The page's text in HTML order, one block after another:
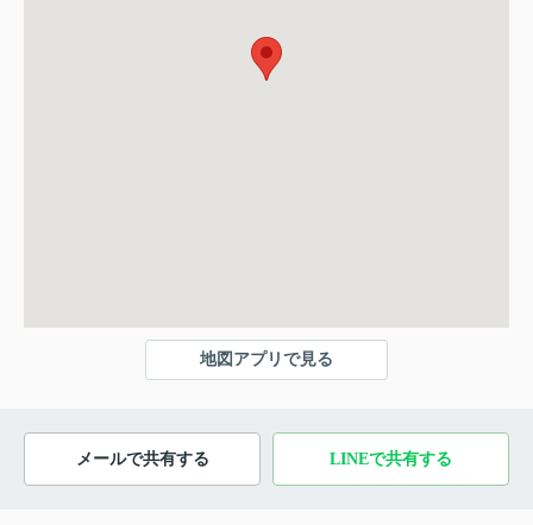
地図アプリで見る
メールで共有する LINEで共有する